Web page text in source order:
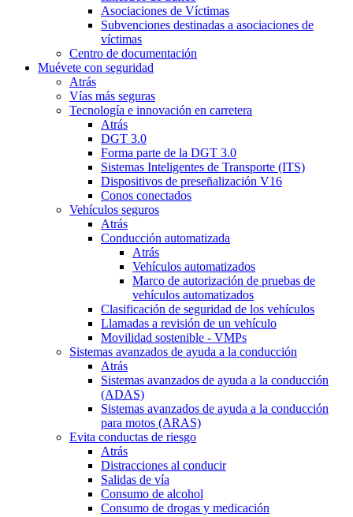
Asociaciones de Víctimas
Subvenciones destinadas a asociaciones de
víctimas
Centro de documentación
Muévete con seguridad
Atrás
Vías más seguras
Tecnología e innovación en carretera
Atrás
DGT 3.0
Forma parte de la DGT 3.0
Sistemas Inteligentes de Transporte (ITS)
Dispositivos de preseñalización V16
Conos conectados
Vehículos seguros
Atrás
Conducción automatizada
Atrás
Vehículos automatizados
Marco de autorización de pruebas de
vehículos automatizados
Clasificación de seguridad de los vehículos
Llamadas a revisión de un vehículo
Movilidad sostenible - VMPs
Sistemas avanzados de ayuda a la conducción
Atrás
Sistemas avanzados de ayuda a la conducción
(ADAS)
Sistemas avanzados de ayuda a la conducción
para motos (ARAS)
Evita conductas de riesgo
Atrás
Distracciones al conducir
Salidas de vía
Consumo de alcohol
Consumo de drogas y medicación